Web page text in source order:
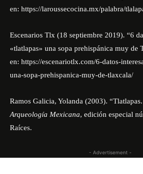
en: https://laroussecocina.mx/palabra/
Escenarios Tlx (18 septiembre 2019). “6
«tlatlapas» una sopa prehispánica muy de
en: https://escenariotlx.com/6-datos-
una-sopa-prehispanica-muy-de-tlaxcala/
Ramos Galicia, Yolanda (2003).
Arqueología Mexicana, edición especial
Raíces.
- Advertisement -